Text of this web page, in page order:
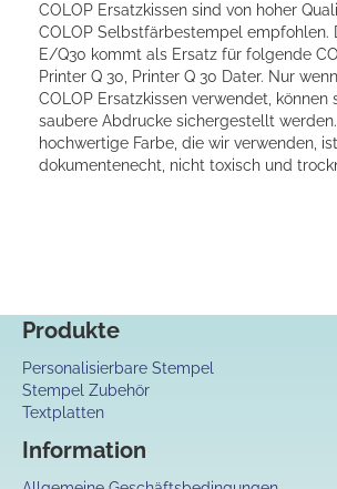
COLOP Ersatzkissen sind von hoher
COLOP Selbstfärbestempel empfohlen.
E/Q30 kommt als Ersatz für folgende
Printer Q 30, Printer Q 30 Dater. Nur
COLOP Ersatzkissen verwendet, können
saubere Abdrucke sichergestellt
hochwertige Farbe, die wir verwenden, ist
dokumentenecht, nicht toxisch und
Produkte
Personalisierbare Stempel
Stempel Zubehör
Textplatten
Information